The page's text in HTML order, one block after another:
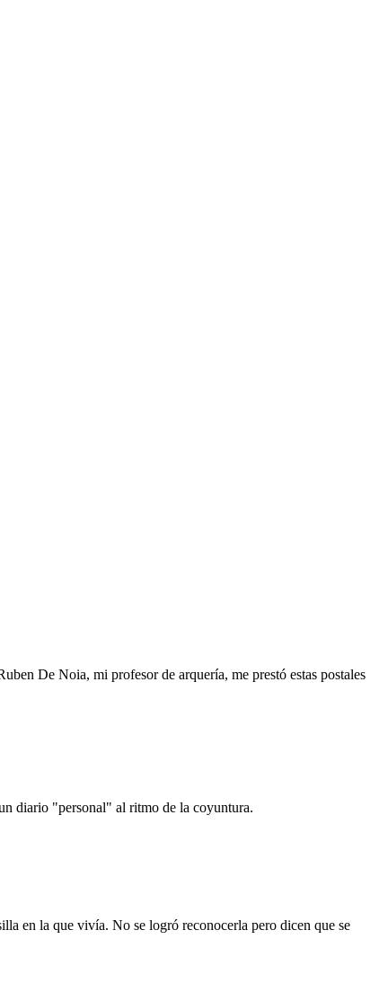
De Noia, mi profesor de arquería, me prestó estas postales
diario "personal" al ritmo de la coyuntura.
en la que vivía. No se logró reconocerla pero dicen que se